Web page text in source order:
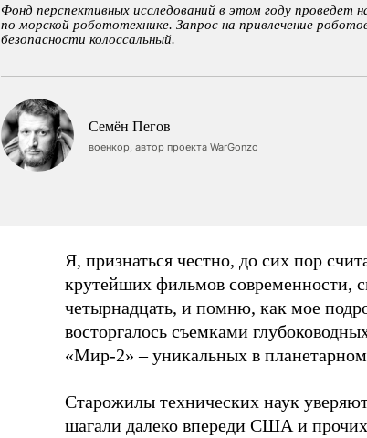
Фонд перспективных исследований в этом году проведет
по морской робототехнике. Запрос на привлечение
безопасности колоссальный.
Семён Пегов
военкор, автор проекта WarGonzo
Я, признаться честно, до сих пор
крутейших фильмов современности,
четырнадцать, и помню, как мое
восторгалось съемками
«Мир-2» – уникальных в
Старожилы технических наук
шагали далеко впереди США и прочих